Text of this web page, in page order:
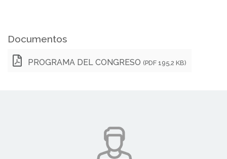
Documentos
PROGRAMA DEL CONGRESO (PDF 195,2 KB)